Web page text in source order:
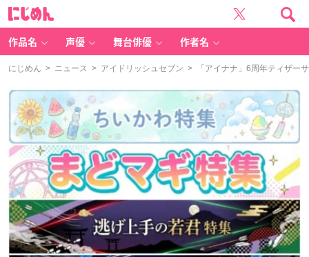
作品名 声優 舞台俳優 作者名
にじめん > ニュース > アイドリッシュセブン > 「アイナナ」6周年ティザー